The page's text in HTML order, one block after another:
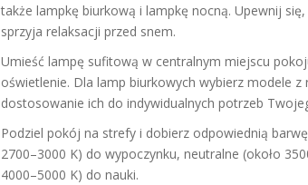
także lampkę biurkową i lampkę nocną. Upewnij
sprzyja relaksacji przed snem.
Umieść lampę sufitową w centralnym miejscu
oświetlenie. Dla lamp biurkowych wybierz modele
dostosowanie ich do indywidualnych potrzeb
Podziel pokój na strefy i dobierz odpowiednią
2700–3000 K) do wypoczynku, neutralne (około
4000–5000 K) do nauki.